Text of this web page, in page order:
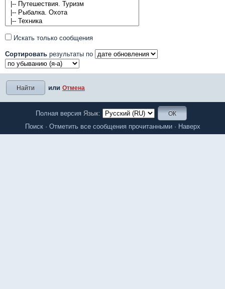
Искать только сообщения
Сортировать результаты по
или Отмена
Полная версия Язык:
Поиск· Отметить все сообщения прочитанными· Наверх